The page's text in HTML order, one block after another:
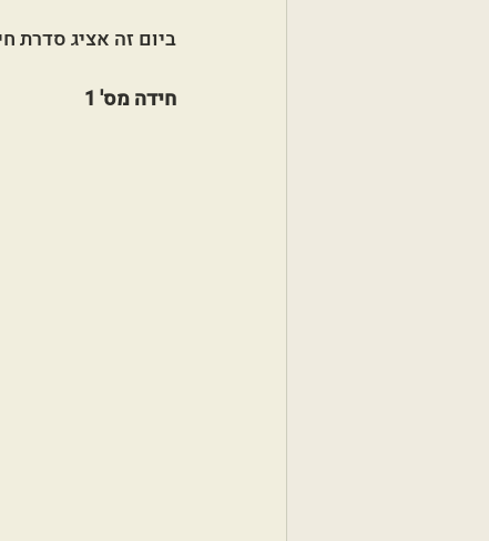
ביום זה אציג סדרת
חידה מס' 1